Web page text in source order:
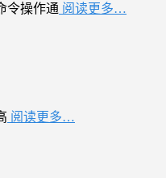
操作通 阅读更多…
阅读更多…